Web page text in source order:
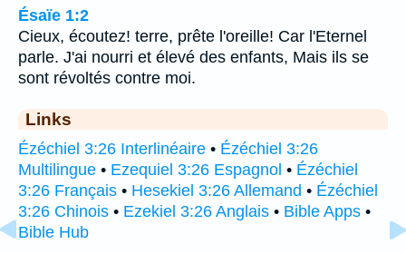
Ésaïe 1:2
Cieux, écoutez! terre, prête l'oreille! Car l'Eternel
parle. J'ai nourri et élevé des enfants, Mais ils se
sont révoltés contre moi.
Links
Ézéchiel 3:26 Interlinéaire • Ézéchiel 3:26
Multilingue • Ezequiel 3:26 Espagnol • Ézéchiel
3:26 Français • Hesekiel 3:26 Allemand • Ézéchiel
3:26 Chinois • Ezekiel 3:26 Anglais • Bible Apps •
Bible Hub